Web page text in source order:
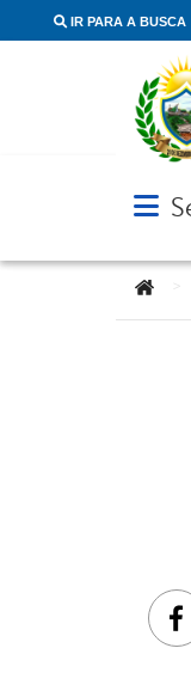
IR PARA A BUSCA
Abrir
Você